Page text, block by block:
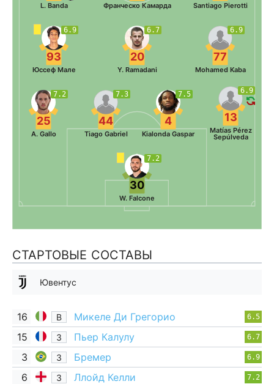
7.2
30
W. Falcone
7.2
25
A. Gallo
7.3
44
Tiago Gabriel
7.5
4
Kialonda Gaspar
6.9
13
Matías Pérez
Sepúlveda
6.9
93
Юссеф Мале
6.7
20
Y. Ramadani
6.9
77
Mohamed Kaba
L. Banda Франческо Камарда Santiago Pierotti
СТАРТОВЫЕ СОСТАВЫ
Ювентус
16 В Микеле Ди Грегорио 6.5
15 З Пьер Калулу 6.7
3 З Бремер 6.9
6 З Ллойд Келли 7.2